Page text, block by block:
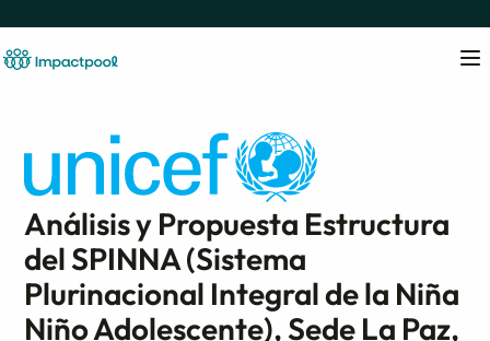
Análisis y Propuesta Estructura
del SPINNA (Sistema
Plurinacional Integral de la Niña
Niño Adolescente), Sede La Paz,